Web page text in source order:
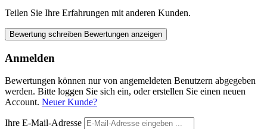
Teilen Sie Ihre Erfahrungen mit anderen Kunden.
Bewertung schreiben Bewertungen anzeigen
Anmelden
Bewertungen können nur von angemeldeten Benutzern abgegeben
werden. Bitte loggen Sie sich ein, oder erstellen Sie einen neuen
Account. Neuer Kunde?
Ihre E-Mail-Adresse